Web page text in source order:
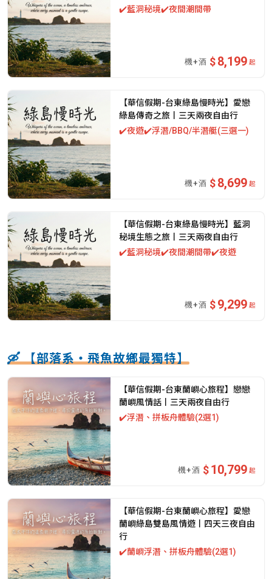
✔️藍洞秘境✔️夜間潮間帶
8,199 起
【華信假期-台東綠島慢時光】愛戀
綠島傳奇之旅丨三天兩夜自由行
✔️夜遊✔️浮潛/BBQ/半潛艇(三選一)
8,699 起
【華信假期-台東綠島慢時光】藍洞
秘境生態之旅丨三天兩夜自由行
✔️藍洞秘境✔️夜間潮間帶✔️夜遊
9,299 起
🛶 【部落系・飛魚故鄉最獨特】
【華信假期-台東蘭嶼心旅程】戀戀
蘭嶼風情話丨三天兩夜自由行
✔️浮潛、拼板舟體驗(2選1)
10,799 起
【華信假期-台東蘭嶼心旅程】愛戀
蘭嶼綠島雙島風情遊丨四天三夜自由
行
✔️蘭嶼浮潛、拼板舟體驗(2選1)